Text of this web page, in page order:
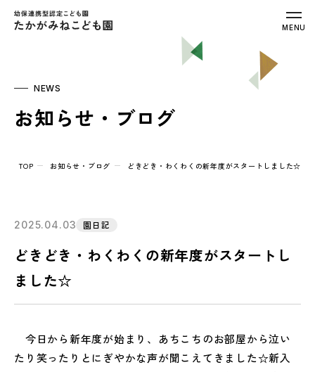
幼保連携型認定こども園 たかがみねこ
MENU
NEWS
お知らせ・ブログ
TOP お知らせ・ブログ どきどき・わくわくの新年度がスタートしました☆
2025.04.03 園日記
どきどき・わくわくの新年度がスタートし
ました☆
今日から新年度が始まり、あちこちのお部屋から泣い
たり笑ったりとにぎやかな声が聞こえてきました☆新入